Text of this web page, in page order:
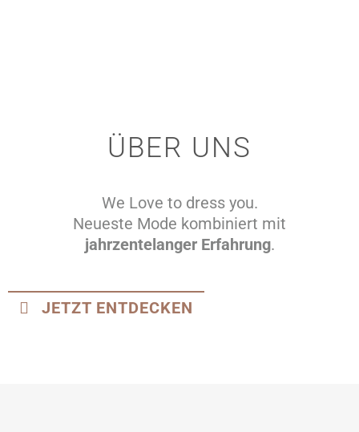
ÜBER UNS
We Love to dress you.
Neueste Mode kombiniert mit
jahrzentelanger Erfahrung.
JETZT ENTDECKEN